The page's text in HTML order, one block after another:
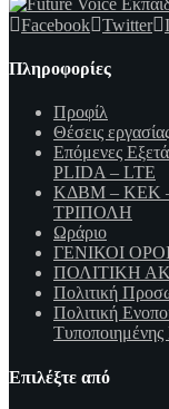
Facebook Twitter
Πληροφορίες
Προφίλ
Θέσεις
Επόμενες
PLIDA – LTE
ΚΔΒΜ – ΚΕΚ
ΤΡΙΠΟΛΗ
Ωράριο
ΓΕΝΙΚΟΙ
ΠΟΛΙΤΙΚΗ
Πολιτική
Πολιτική
Επιλέξτε από